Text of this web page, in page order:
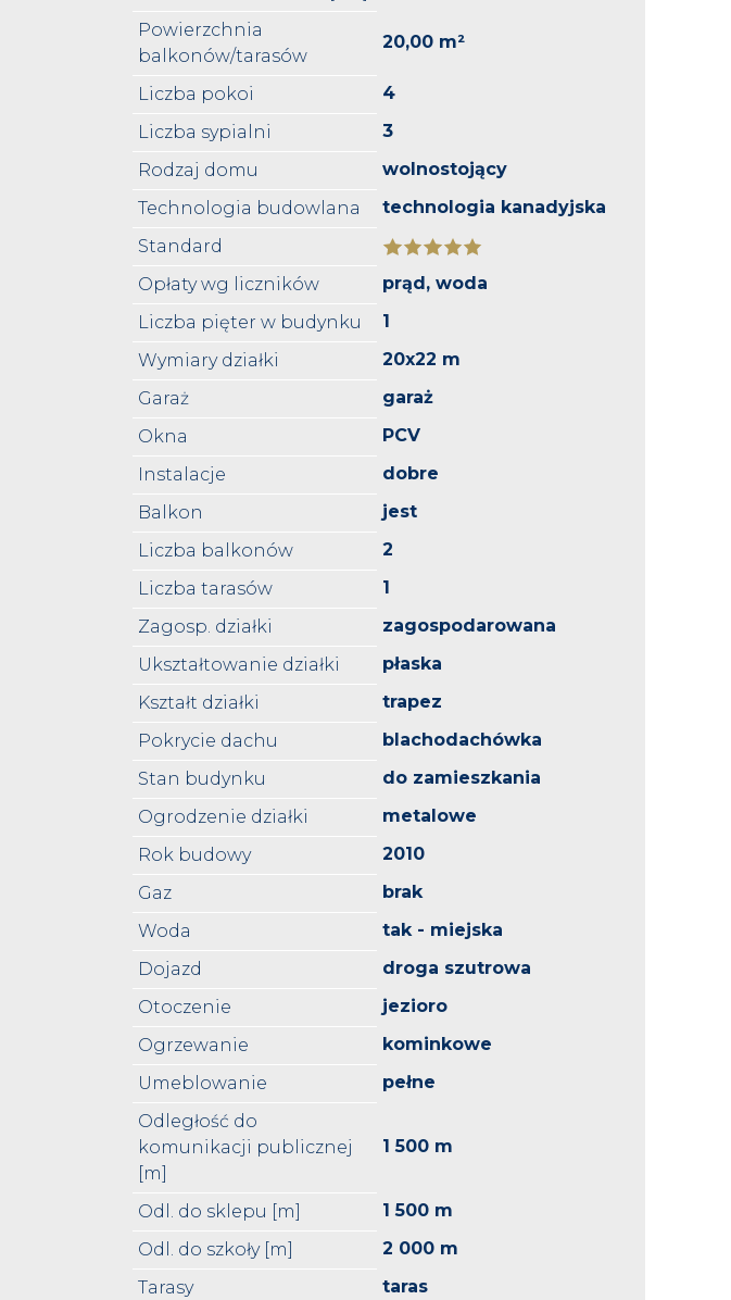
Powierzchnia
balkonów/tarasów
20,00 m²
Liczba pokoi
4
Liczba sypialni
3
Rodzaj domu
wolnostojący
Technologia budowlana
technologia kanadyjska
Standard
Opłaty wg liczników
prąd, woda
Liczba pięter w budynku
1
Wymiary działki
20x22 m
Garaż
garaż
Okna
PCV
Instalacje
dobre
Balkon
jest
Liczba balkonów
2
Liczba tarasów
1
Zagosp. działki
zagospodarowana
Ukształtowanie działki
płaska
Kształt działki
trapez
Pokrycie dachu
blachodachówka
Stan budynku
do zamieszkania
Ogrodzenie działki
metalowe
Rok budowy
2010
Gaz
brak
Woda
tak - miejska
Dojazd
droga szutrowa
Otoczenie
jezioro
Ogrzewanie
kominkowe
Umeblowanie
pełne
Odległość do
komunikacji publicznej
[m]
1 500 m
Odl. do sklepu [m]
1 500 m
Odl. do szkoły [m]
2 000 m
Tarasy
taras